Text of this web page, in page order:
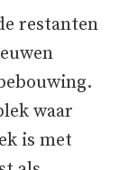
restanten
waar
is met